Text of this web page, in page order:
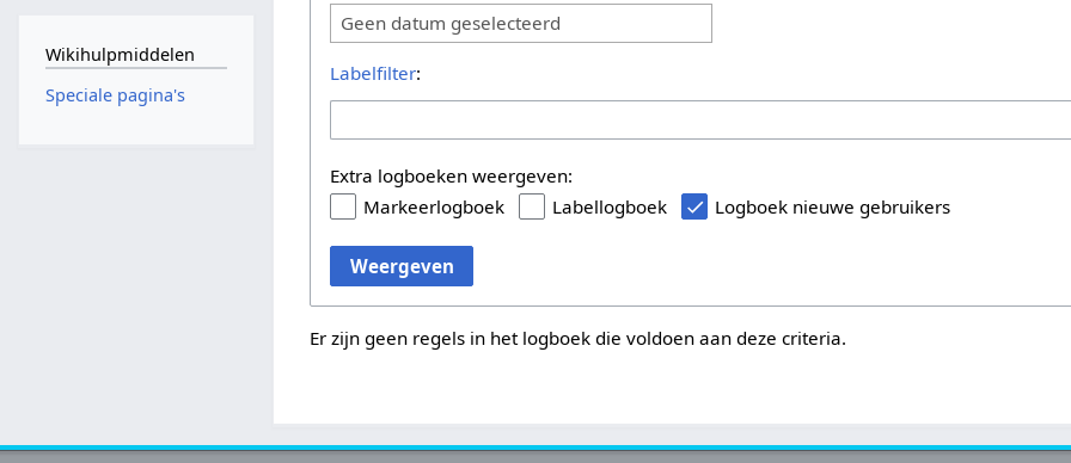
Geen datum geselecteerd
Labelfilter:
Extra logboeken weergeven:
Markeerlogboek
Labellogboek Logboek nieuwe gebruikers
Weergeven
Er zijn geen regels in het logboek die voldoen aan deze criteria.
Wikihulpmiddelen
Speciale pagina's